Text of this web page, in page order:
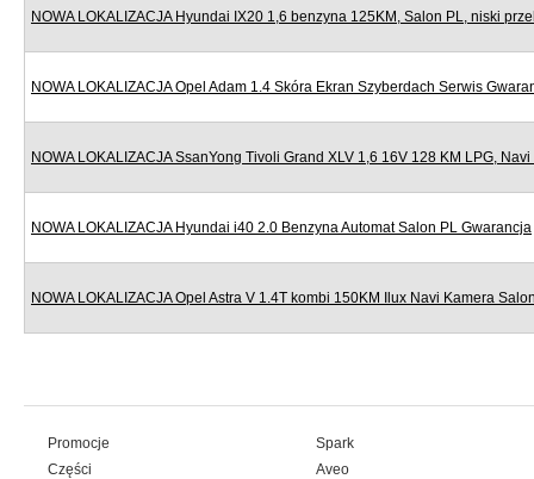
NOWA LOKALIZACJA Hyundai IX20 1,6 benzyna 125KM, Salon PL, niski
NOWA LOKALIZACJA Opel Adam 1.4 Skóra Ekran Szyberdach Serwis
NOWA LOKALIZACJA SsanYong Tivoli Grand XLV 1,6 16V 128 KM LPG,
NOWA LOKALIZACJA Hyundai i40 2.0 Benzyna Automat Salon PL Gwarancja
NOWA LOKALIZACJA Opel Astra V 1.4T kombi 150KM Ilux Navi Kamera
Promocje
Części
Spark
Aveo